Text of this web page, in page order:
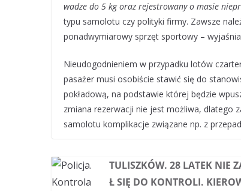
wadze do 5 kg oraz rejestrowany o masie
typu samolotu czy polityki firmy. Zawsze
ponadwymiarowy sprzęt sportowy – wyjaśnia
Nieudogodnieniem w przypadku lotów
pasażer musi osobiście stawić się do
pokładową, na podstawie której będzie
zmiana rezerwacji nie jest możliwa, dlatego
samolotu komplikacje związane np. z
TULISZKÓW. 28 LATEK NIE
Ł SIĘ DO KONTROLI.